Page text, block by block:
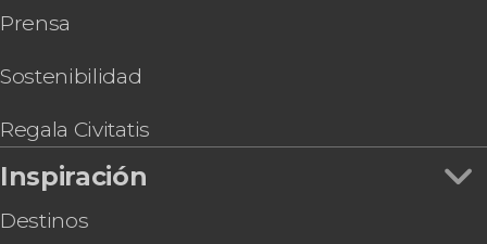
Prensa
Sostenibilidad
Regala Civitatis
Inspiración
Destinos